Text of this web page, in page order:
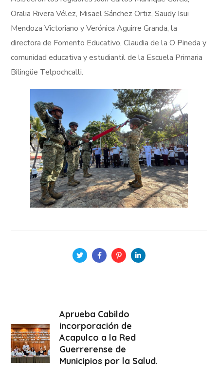
Oralia Rivera Vélez, Misael Sánchez Ortiz, Saudy Isui
Mendoza Victoriano y Verónica Aguirre Granda, la
directora de Fomento Educativo, Claudia de la O Pineda y
comunidad educativa y estudiantil de la Escuela Primaria
Bilingüe Telpochcalli.
Aprueba Cabildo
incorporación de
Acapulco a la Red
Guerrerense de
Municipios por la Salud.